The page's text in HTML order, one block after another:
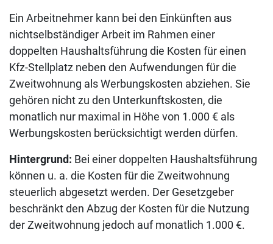
Ein Arbeitnehmer kann bei den Einkünften aus
nichtselbständiger Arbeit im Rahmen einer
doppelten Haushaltsführung die Kosten für einen
Kfz-Stellplatz neben den Aufwendungen für die
Zweitwohnung als Werbungskosten abziehen. Sie
gehören nicht zu den Unterkunftskosten, die
monatlich nur maximal in Höhe von 1.000 € als
Werbungskosten berücksichtigt werden dürfen.
Hintergrund: Bei einer doppelten Haushaltsführung
können u. a. die Kosten für die Zweitwohnung
steuerlich abgesetzt werden. Der Gesetzgeber
beschränkt den Abzug der Kosten für die Nutzung
der Zweitwohnung jedoch auf monatlich 1.000 €.